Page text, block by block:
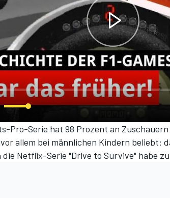
Pro-Serie hat 98 Prozent an
allem bei männlichen Kindern beliebt:
die Netflix-Serie "Drive to Survive" habe